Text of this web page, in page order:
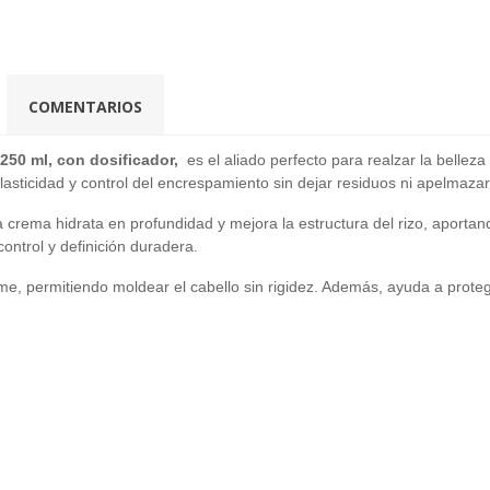
COMENTARIOS
ml, con dosificador, es el aliado perfecto para realzar la
y control del encrespamiento sin dejar residuos ni
hidrata en profundidad y mejora la estructura del rizo,
y definición duradera.
permitiendo moldear el cabello sin rigidez. Además, ayuda a